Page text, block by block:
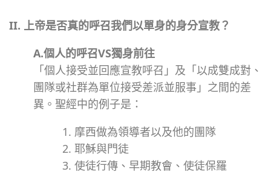
II. 上帝是否真的呼召我們以單身的身分宣教？
A.個人的呼召VS獨身前往
「個人接受並回應宣教呼召」及「以成雙成對、
團隊或社群為單位接受差派並服事」之間的差
異。聖經中的例子是：
摩西做為領導者以及他的團隊
耶穌與門徒
使徒行傳、早期教會、使徒保羅